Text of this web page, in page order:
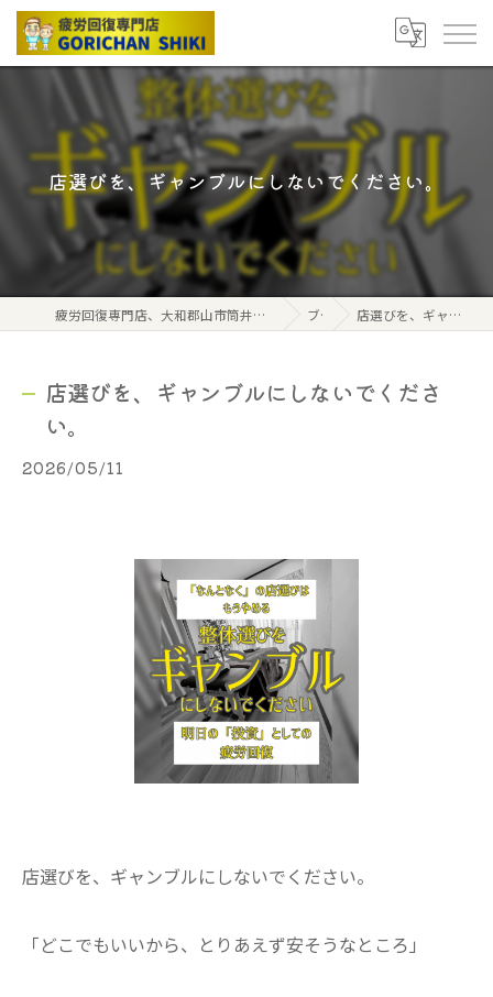
店選びを、ギャンブルにしないでください。
疲労回復専門店、大和郡山市筒井駅から北へ2分、ごりちゃん式ボディケアストレッチ ブログ 店選びを、ギャンブルにしないでください。
店選びを、ギャンブルにしないでくださ
い。
2026/05/11
店選びを、ギャンブルにしないでください。
​「どこでもいいから、とりあえず安そうなところ」